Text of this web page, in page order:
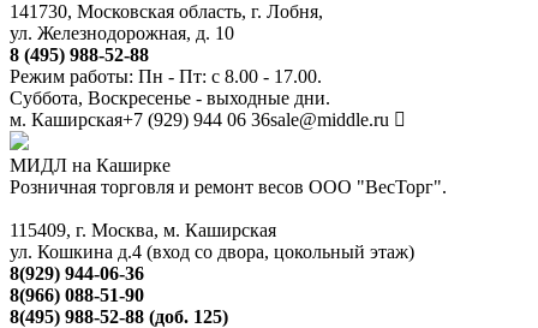
141730, Московская область, г. Лобня,
ул. Железнодорожная, д. 10
8 (495) 988-52-88
Режим работы: Пн - Пт: с 8.00 - 17.00.
Суббота, Воскресенье - выходные дни.
м. Каширская+7 (929) 944 06 36sale@middle.ru
МИДЛ на Каширке
Розничная торговля и ремонт весов ООО "ВесТорг".
115409, г. Москва, м. Каширская
ул. Кошкина д.4 (вход со двора, цокольный этаж)
8(929) 944-06-36
8(966) 088-51-90
8(495) 988-52-88 (доб. 125)